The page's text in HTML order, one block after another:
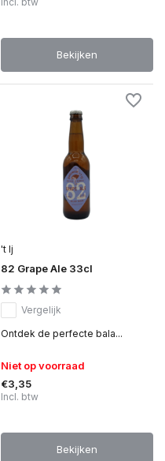
Bekijken
't Ij
82 Grape Ale 33cl
Vergelijk
Ontdek de perfecte bala...
Niet op voorraad
€3,35
Incl. btw
Bekijken